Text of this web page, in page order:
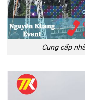
Cung cấp